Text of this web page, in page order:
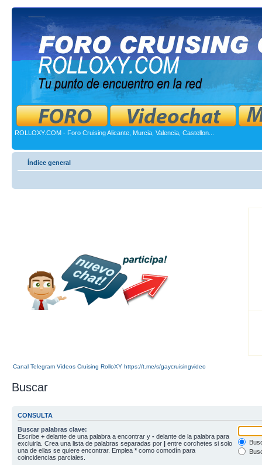
ROLLOXY.COM - Foro Cruising Alicante, Murcia, Valencia, Castellon...
Índice general
Canal Telegram Videos Cruising RolloXY https://t.me/s/gaycruisingvideo
Buscar
CONSULTA
Buscar palabras clave:
Escribe + delante de una palabra a encontrar y - delante de la palabra para
excluirla. Crea una lista de palabras separadas por | entre corchetes si solo
una de ellas se quiere encontrar. Emplea * como comodín para
coincidencias parciales.